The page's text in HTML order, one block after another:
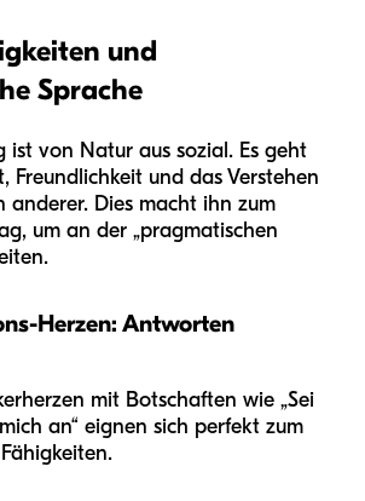
und
Sprache
ist von Natur aus sozial. Es geht
Freundlichkeit und das Verstehen
anderer. Dies macht ihn zum
um an der „pragmatischen
Herzen: Antworten
mit Botschaften wie „Sei
an“ eignen sich perfekt zum